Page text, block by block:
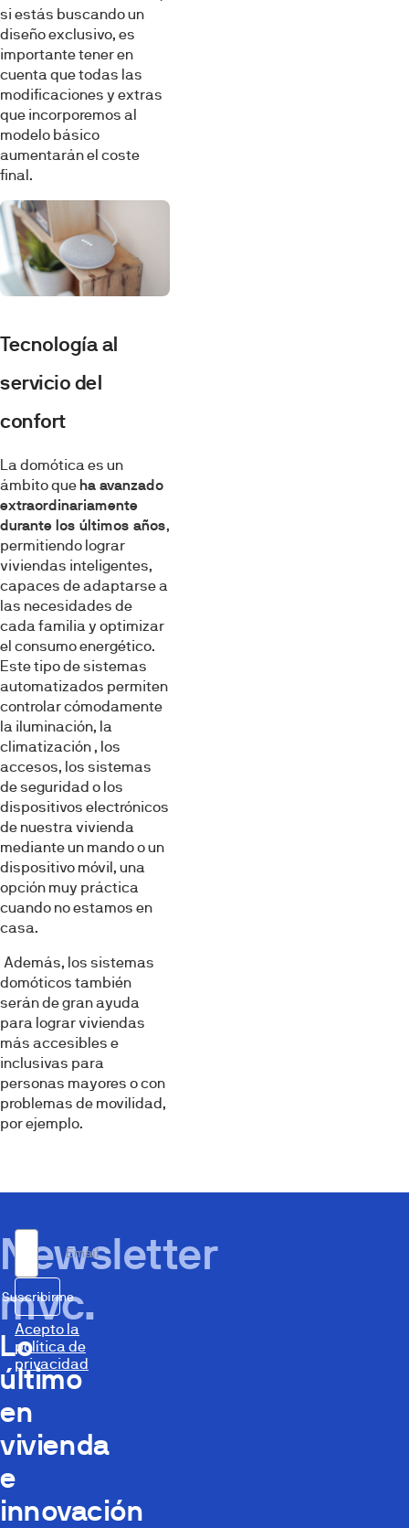
si estás buscando un
diseño exclusivo, es
importante tener en
cuenta que todas las
modificaciones y extras
que incorporemos al
modelo básico
aumentarán el coste
final.
Tecnología al
servicio del
confort
La domótica es un
ámbito queha avanzado
extraordinariamente
durante los últimos años,
permitiendo lograr
viviendas inteligentes,
capaces de adaptarse a
las necesidades de
cada familia y optimizar
el consumo energético.
Este tipo de sistemas
automatizados permiten
controlar cómodamente
la iluminación, la
climatización , los
accesos, los sistemas
de seguridad o los
dispositivos electrónicos
de nuestra vivienda
mediante un mando o un
dispositivo móvil, una
opción muy práctica
cuando no estamos en
casa.
Además, los sistemas
domóticos también
serán de gran ayuda
para lograr viviendas
más accesibles e
inclusivas para
personas mayores o con
problemas de movilidad,
por ejemplo.
Newsletter
mvc.
Lo
último
en
vivienda
e
innovación
Email
Suscribirme
Acepto la
política de
privacidad